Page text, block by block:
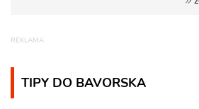
TIPY DO BAVORSKA